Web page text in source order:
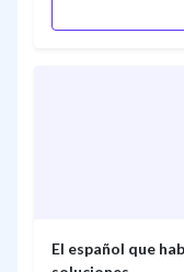
El español que